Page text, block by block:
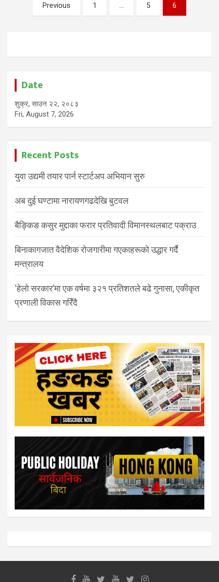
pagination
Previous 1 5 6
Date
शुक्र, साउन २२, २०८३
Fri, August 7, 2026
Recent Posts
युवा उद्यमी तयार पार्न स्टार्टअप अभियान सुरु
अब दुई घण्टामा नारायणगढदेखि बुटवल
बैङ्किङ कसुर मुद्दाका फरार प्रतिवादी विमानस्थलबाट पक्राउ
बिनाकागजात वैदेशिक रोजगारीमा गएकाहरूको उद्धार गर्दै
मन्त्रालय
‘हेलो सरकार’मा एक वर्षमा ३२१ प्रतिशतले बढे गुनासा, एकीकृत
प्रणाली विकास गरिँदै